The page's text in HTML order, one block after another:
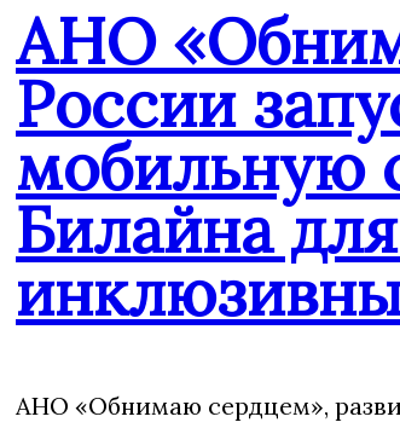
АНО
России
мобильную
Билайна
АНО «Обнимаю сердцем»,